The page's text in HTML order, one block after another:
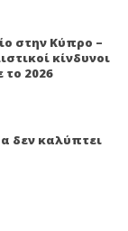
στην Κύπρο –
κίνδυνοι
το 2026
δεν καλύπτει